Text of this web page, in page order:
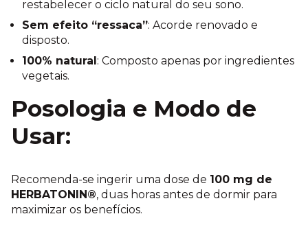
restabelecer o ciclo natural do seu sono.
Sem efeito “ressaca”: Acorde renovado e
disposto.
100% natural : Composto apenas por ingredientes
vegetais.
Posologia e Modo de
Usar:
Recomenda-se ingerir uma dose de 100 mg de
HERBATONIN®, duas horas antes de dormir para
maximizar os benefícios.